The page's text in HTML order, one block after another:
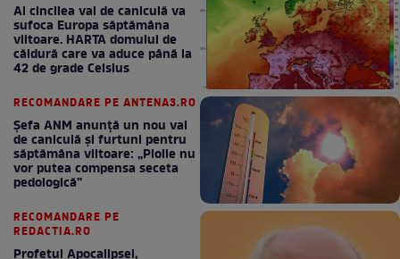
Al cincilea val de caniculă va
sufoca Europa săptămâna
viitoare. HARTA domului de
căldură care va aduce până la
42 de grade Celsius
RECOMANDARE PE ANTENA3.RO
Șefa ANM anunță un nou val
de caniculă și furtuni pentru
săptămâna viitoare: „Ploile nu
vor putea compensa seceta
pedologică”
RECOMANDARE PE
REDACTIA.RO
Profetul Apocalipsei,